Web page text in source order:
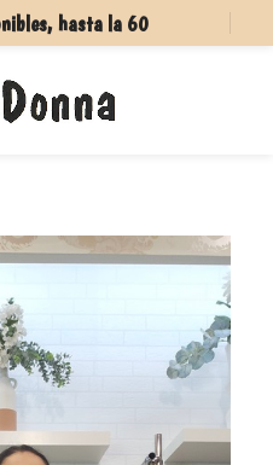
hasta la 60